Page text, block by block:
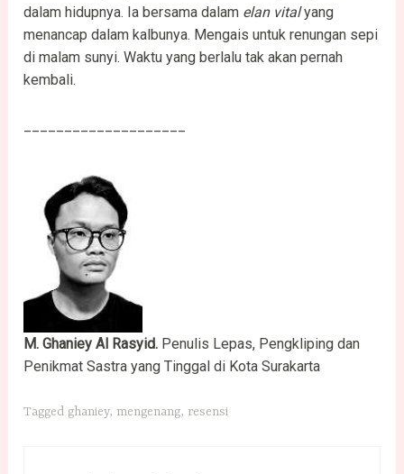
dalam hidupnya. Ia bersama dalam elan vitalyang
menancap dalam kalbunya. Mengais untuk renungan sepi
di malam sunyi. Waktu yang berlalu tak akan pernah
kembali.
M. Ghaniey Al Rasyid. Penulis Lepas, Pengkliping dan
Penikmat Sastra yang Tinggal di Kota Surakarta
Tagged ghaniey, mengenang, resensi